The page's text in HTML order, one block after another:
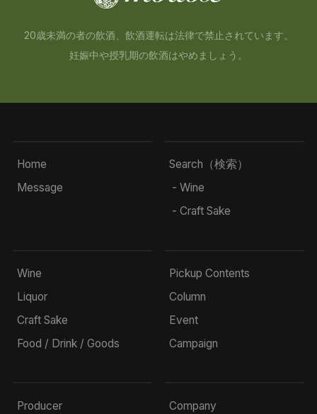
20歳未満の者の飲酒、飲酒運転は法律で禁止されています。
妊娠中や授乳期の飲酒はやめましょう。
Home
Message
Search（検索）
- Wine
- Craft Sake
Wine
Liquor
Craft Sake
Food / Drink / Goods
Pickup Contents
Column
Event
Campaign
Producer Company